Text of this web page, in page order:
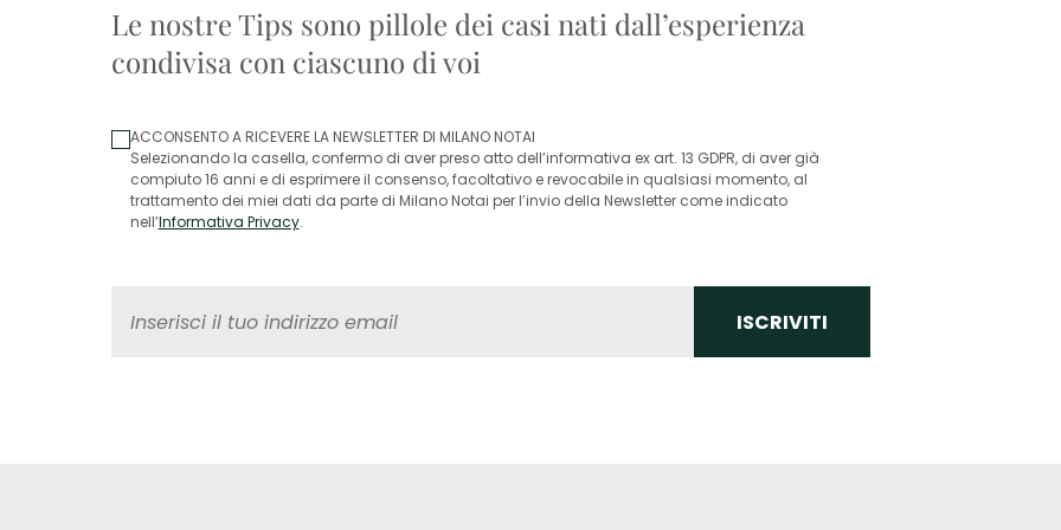
Le nostre Tips sono pillole dei casi nati dall’esperienza
condivisa con ciascuno di voi
ACCONSENTO A RICEVERE LA NEWSLETTER DI MILANO NOTAI
Selezionando la casella, confermo di aver preso atto dell’informativa ex art. 13 GDPR, di aver già
compiuto 16 anni e di esprimere il consenso, facoltativo e revocabile in qualsiasi momento, al
trattamento dei miei dati da parte di Milano Notai per l’invio della Newsletter come indicato
nell’Informativa Privacy.